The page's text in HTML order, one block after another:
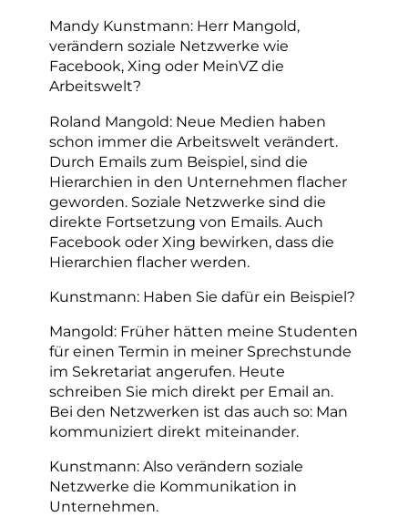
Mandy Kunstmann: Herr Mangold,
verändern soziale Netzwerke wie
Facebook, Xing oder MeinVZ die
Arbeitswelt?
Roland Mangold: Neue Medien haben
schon immer die Arbeitswelt verändert.
Durch Emails zum Beispiel, sind die
Hierarchien in den Unternehmen flacher
geworden. Soziale Netzwerke sind die
direkte Fortsetzung von Emails. Auch
Facebook oder Xing bewirken, dass die
Hierarchien flacher werden.
Kunstmann: Haben Sie dafür ein Beispiel?
Mangold: Früher hätten meine Studenten
für einen Termin in meiner Sprechstunde
im Sekretariat angerufen. Heute
schreiben Sie mich direkt per Email an.
Bei den Netzwerken ist das auch so: Man
kommuniziert direkt miteinander.
Kunstmann: Also verändern soziale
Netzwerke die Kommunikation in
Unternehmen.